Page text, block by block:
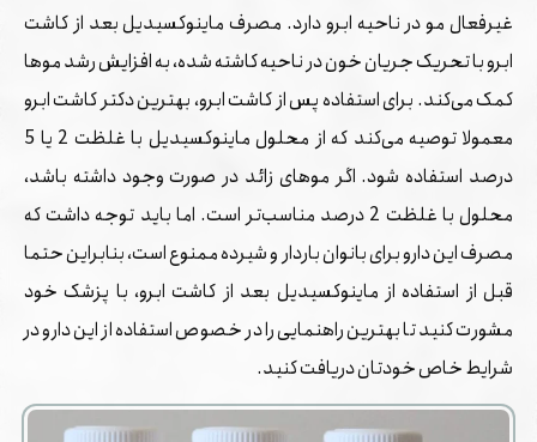
غیرفعال مو در ناحیه ابرو دارد. مصرف ماینوکسیدیل بعد از کاشت
ابرو با تحریک جریان خون در ناحیه کاشته شده، به افزایش رشد موها
کمک می‌کند. برای استفاده پس از کاشت ابرو، بهترین دکتر کاشت ابرو
معمولا توصیه می‌کند که از محلول ماینوکسیدیل با غلظت 2 یا 5
درصد استفاده شود. اگر موهای زائد در صورت وجود داشته باشد،
محلول با غلظت 2 درصد مناسب‌تر است. اما باید توجه داشت که
مصرف این دارو برای بانوان باردار و شیرده ممنوع است، بنابراین حتما
قبل از استفاده از ماینوکسیدیل بعد از کاشت ابرو، با پزشک خود
مشورت کنید تا بهترین راهنمایی را در خصوص استفاده از این دارو در
شرایط خاص خودتان دریافت کنید.